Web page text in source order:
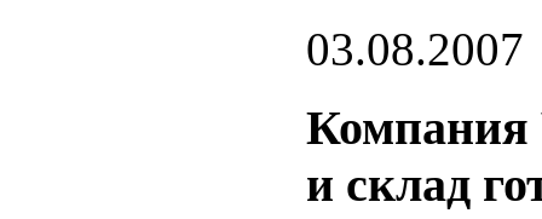
03.08.2007
и склад